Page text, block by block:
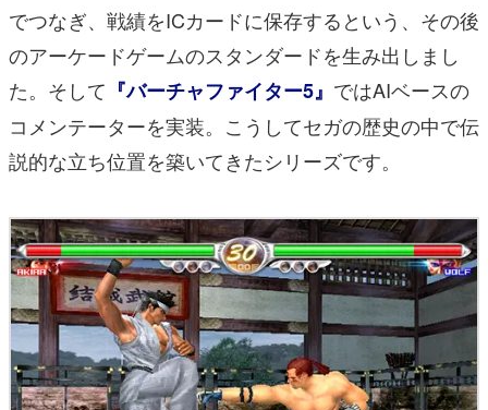
でつなぎ、戦績をICカードに保存するという、その後
のアーケードゲームのスタンダードを生み出しまし
た。そして 『バーチャファイター5』 ではAIベースの
コメンテーターを実装。こうしてセガの歴史の中で伝
説的な立ち位置を築いてきたシリーズです。